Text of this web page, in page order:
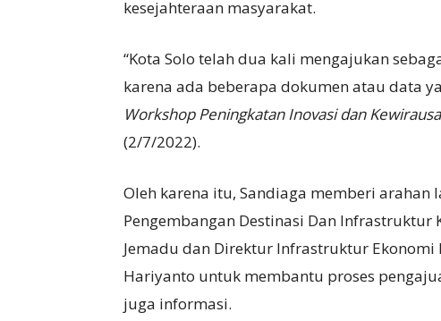
kesejahteraan masyarakat.
“Kota Solo telah dua kali mengajukan
karena ada beberapa dokumen atau data
Workshop Peningkatan Inovasi dan
(2/7/2022).
Oleh karena itu, Sandiaga memberi arahan
Pengembangan Destinasi Dan
Jemadu dan Direktur Infrastruktur
Hariyanto untuk membantu proses
juga informasi.